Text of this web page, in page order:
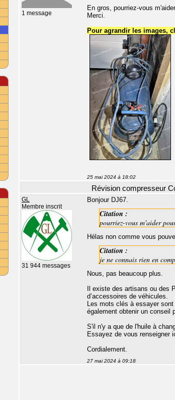
1 message
En gros, pourriez-vous
Merci.
Pour agrandir les images,
25 mai 2024 à 18:02
Révision compresseur
GL
Membre inscrit
31 944 messages
Bonjour DJ67.
Citation :
pourriez-vous m'aider
Hélas non comme vous
Citation :
je ne connais rien en
Nous, pas beaucoup plus.
Il existe des artisans ou des
d’accessoires de véhicules.
Les mots clés à essayer sont
également obtenir un conseil
S'il n'y a que de l'huile à
Essayez de vous renseigner
Cordialement.
27 mai 2024 à 09:18